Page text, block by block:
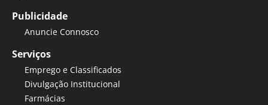
Publicidade
Anuncie Connosco
Serviços
Emprego e Classificados
Divulgação Institucional
Farmácias